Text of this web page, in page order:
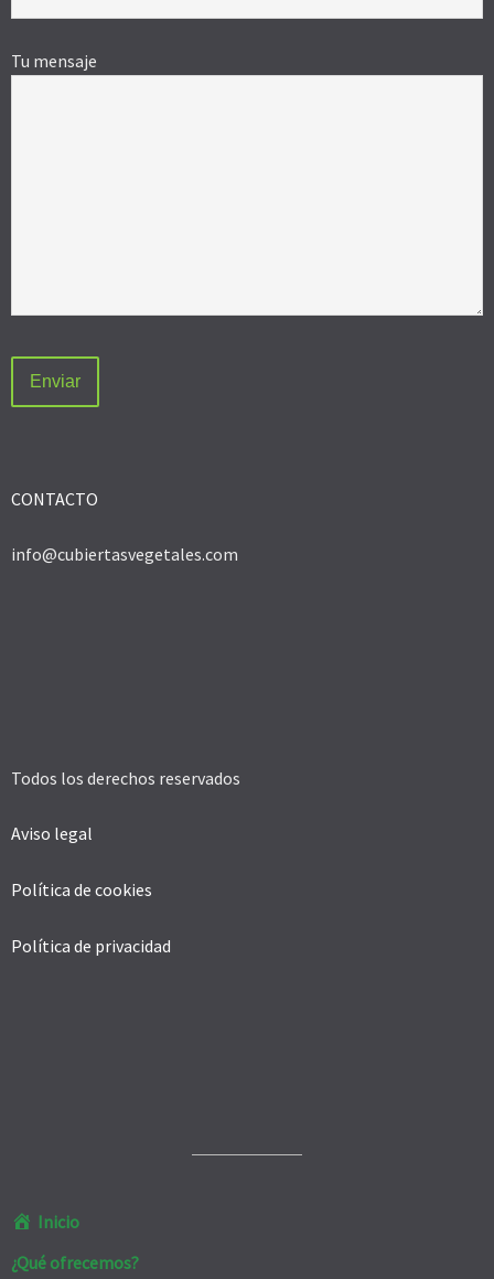
Tu mensaje
CONTACTO
info@cubiertasvegetales.com
Todos los derechos reservados
Aviso legal
Política de cookies
Política de privacidad
Inicio
¿Qué ofrecemos?